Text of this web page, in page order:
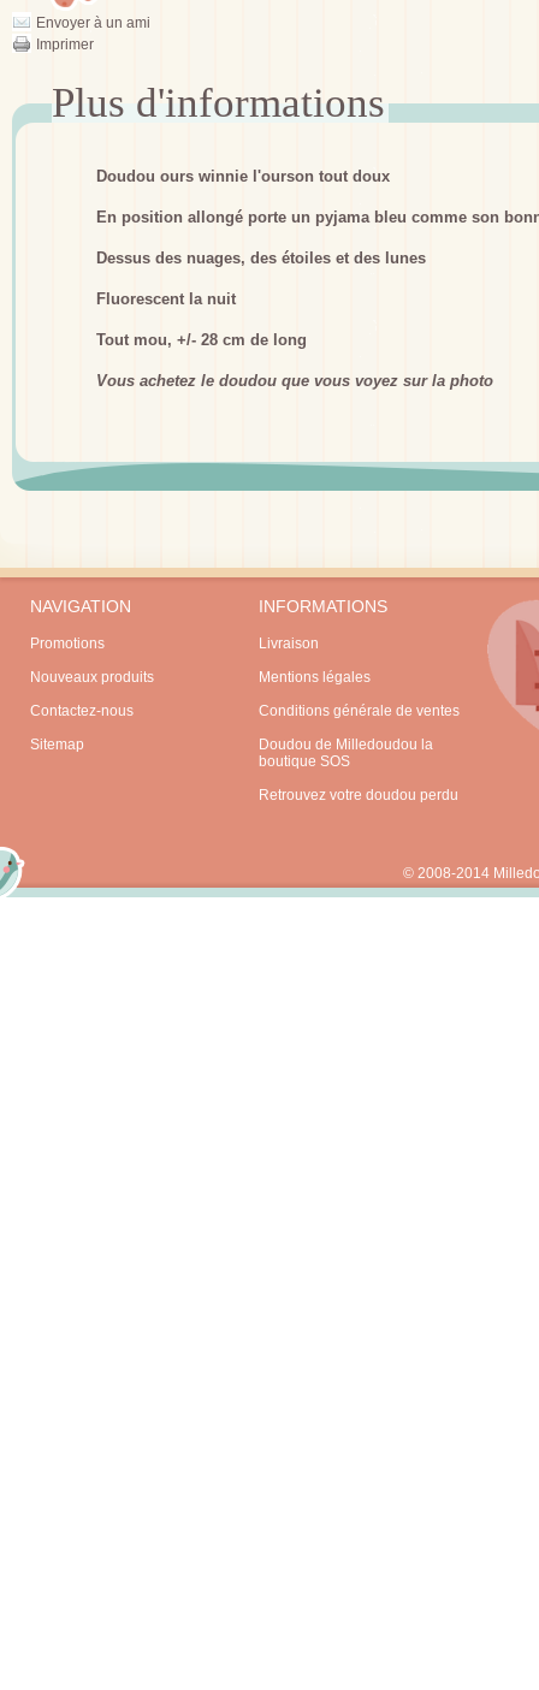
Envoyer à un ami
Imprimer
Doudou ours winnie l'ourson tout doux
En position allongé porte un pyjama bleu comme son
Dessus des nuages, des étoiles et des lunes
Fluorescent la nuit
Tout mou, +/- 28 cm de long
Vous achetez le doudou que vous voyez sur la photo
NAVIGATION
Promotions
Nouveaux produits
Contactez-nous
Sitemap
INFORMATIONS
Livraison
Mentions légales
Conditions générale de ventes
Doudou de Milledoudou la
boutique SOS
Retrouvez votre doudou perdu
© 2008-2014